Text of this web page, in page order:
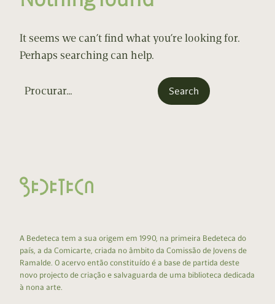
It seems we can’t find what you’re looking for.
Perhaps searching can help.
A Bedeteca tem a sua origem em 1990, na primeira Bedeteca do
país, a da Comicarte, criada no âmbito da Comissão de Jovens de
Ramalde. O acervo então constituído é a base de partida deste
novo projecto de criação e salvaguarda de uma biblioteca dedicada
à nona arte.